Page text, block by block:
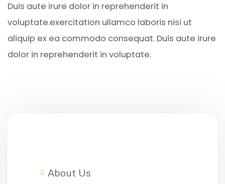
Duis aute irure dolor in reprehenderit in
voluptate.exercitation ullamco laboris nisi ut
aliquip ex ea commodo consequat. Duis aute irure
dolor in reprehenderit in voluptate.
About Us